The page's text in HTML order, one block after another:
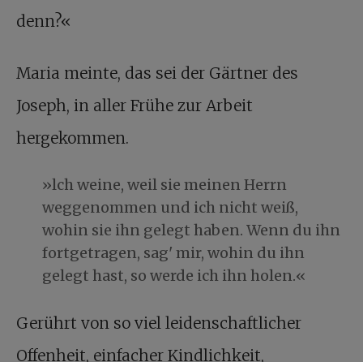
denn?«
Maria meinte, das sei der Gärtner des
Joseph, in aller Frühe zur Arbeit
hergekommen.
»lch weine, weil sie meinen Herrn
weggenommen und ich nicht weiß,
wohin sie ihn gelegt haben. Wenn du ihn
fortgetragen, sag' mir, wohin du ihn
gelegt hast, so werde ich ihn holen.«
Gerührt von so viel leidenschaftlicher
Offenheit, einfacher Kindlichkeit,